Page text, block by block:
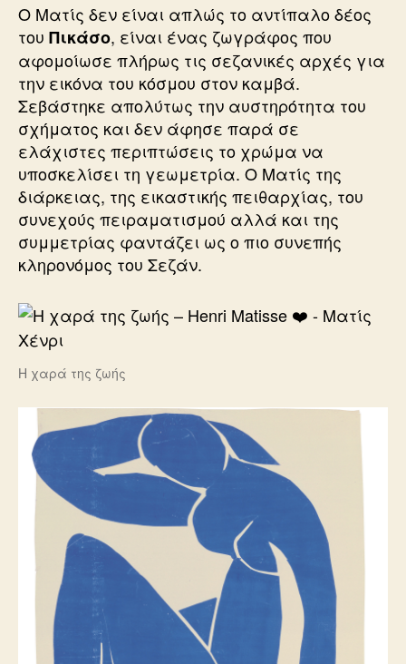
Ο Ματίς δεν είναι απλώς το αντίπαλο δέος
του Πικάσο, είναι ένας ζωγράφος που
αφομοίωσε πλήρως τις σεζανικές αρχές για
την εικόνα του κόσμου στον καμβά.
Σεβάστηκε απολύτως την αυστηρότητα του
σχήματος και δεν άφησε παρά σε
ελάχιστες περιπτώσεις το χρώμα να
υποσκελίσει τη γεωμετρία. Ο Ματίς της
διάρκειας, της εικαστικής πειθαρχίας, του
συνεχούς πειραματισμού αλλά και της
συμμετρίας φαντάζει ως ο πιο συνεπής
κληρονόμος του Σεζάν.
Η χαρά της ζωής